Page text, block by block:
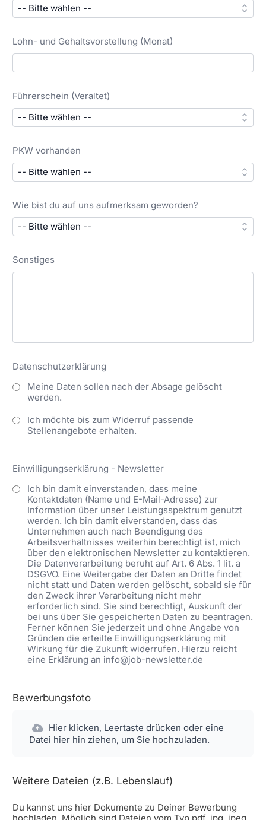
Lohn- und Gehaltsvorstellung (Monat)
Führerschein (Veraltet)
PKW vorhanden
Wie bist du auf uns aufmerksam geworden?
Sonstiges
Datenschutzerklärung
Meine Daten sollen nach der Absage gelöscht
werden.
Ich möchte bis zum Widerruf passende
Stellenangebote erhalten.
Einwilligungserklärung - Newsletter
Ich bin damit einverstanden, dass meine
Kontaktdaten (Name und E-Mail-Adresse) zur
Information über unser Leistungsspektrum genutzt
werden. Ich bin damit eiverstanden, dass das
Unternehmen auch nach Beendigung des
Arbeitsverhältnisses weiterhin berechtigt ist, mich
über den elektronischen Newsletter zu kontaktieren.
Die Datenverarbeitung beruht auf Art. 6 Abs. 1 lit. a
DSGVO. Eine Weitergabe der Daten an Dritte findet
nicht statt und Daten werden gelöscht, sobald sie für
den Zweck ihrer Verarbeitung nicht mehr
erforderlich sind. Sie sind berechtigt, Auskunft der
bei uns über Sie gespeicherten Daten zu beantragen.
Ferner können Sie jederzeit und ohne Angabe von
Gründen die erteilte Einwilligungserklärung mit
Wirkung für die Zukunft widerrufen. Hierzu reicht
eine Erklärung an info@job-newsletter.de
Bewerbungsfoto
Hier klicken, Leertaste drücken oder eine
Datei hier hin ziehen, um Sie hochzuladen.
Weitere Dateien (z.B. Lebenslauf)
Du kannst uns hier Dokumente zu Deiner Bewerbung